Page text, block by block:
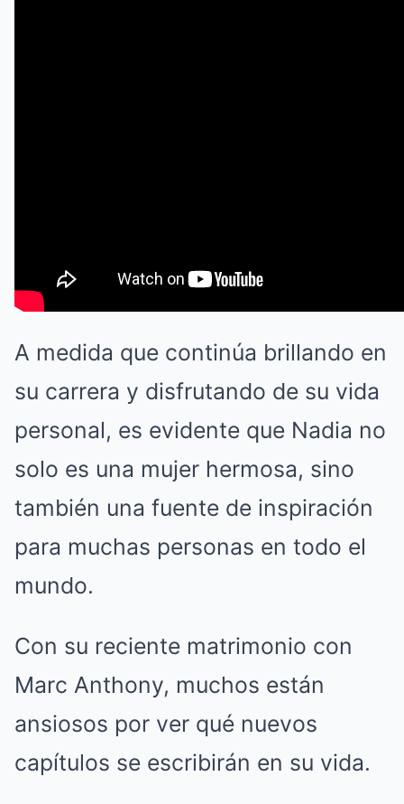
A medida que continúa brillando en
su carrera y disfrutando de su vida
personal, es evidente que Nadia no
solo es una mujer hermosa, sino
también una fuente de inspiración
para muchas personas en todo el
mundo.
Con su reciente matrimonio con
Marc Anthony, muchos están
ansiosos por ver qué nuevos
capítulos se escribirán en su vida.